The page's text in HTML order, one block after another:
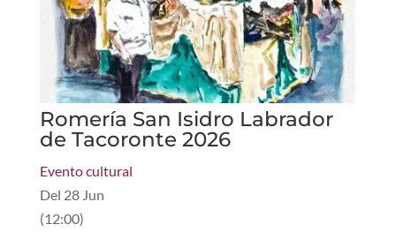
Romería San Isidro Labrador
de Tacoronte 2026
Evento cultural
Del 28 Jun
(12:00)